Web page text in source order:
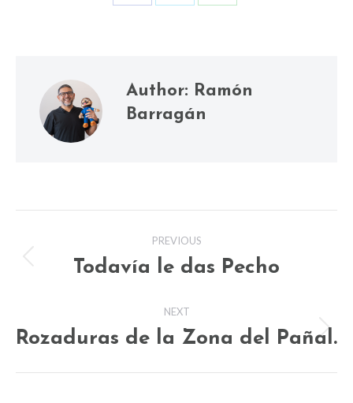
Share
Share
Share
Author: Ramón
Barragán
navigation
PREVIOUS
Previous
Todavía le das Pecho
NEXT
Next
Rozaduras de la Zona del Pañal.